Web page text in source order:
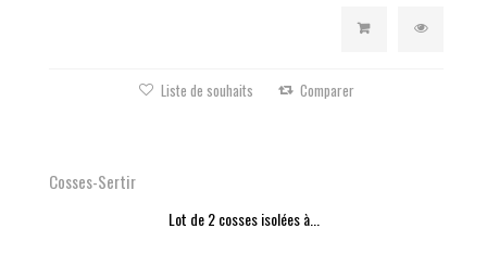
Liste de souhaits Comparer
Cosses-Sertir
Lot de 2 cosses isolées à...